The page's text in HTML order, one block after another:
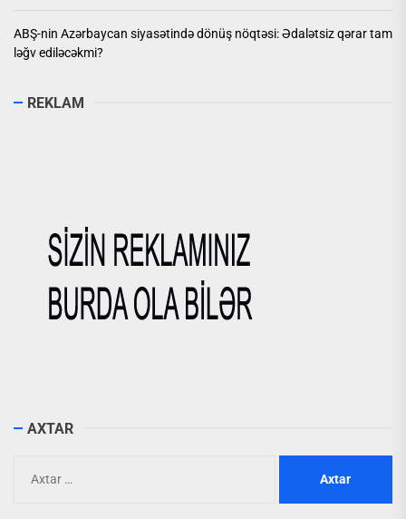
ABŞ-nin Azərbaycan siyasətində dönüş nöqtəsi: Ədalətsiz qərar tam
ləğv ediləcəkmi?
REKLAM
AXTAR